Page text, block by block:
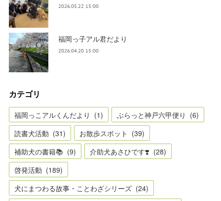
2026.05.22 15:00
福岡っ子アル君だより
2026.04.20 15:00
カテゴリ
福岡っこアルくんだより (1) ぶらっと神戸六甲便り (6)
読書犬活動 (31) お散歩スポット (39)
補助犬の書籍📚 (9) 介助犬あさひです❣️ (28)
啓発活動 (189)
犬にまつわる故事・ことわざシリーズ (24)